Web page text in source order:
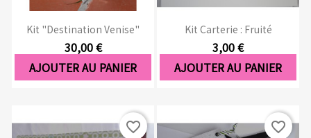
Kit "Destination Venise"
30,00 €
AJOUTER AU PANIER
Kit Carterie : Fruité
3,00 €
AJOUTER AU PANIER
favorite_border favorite_border